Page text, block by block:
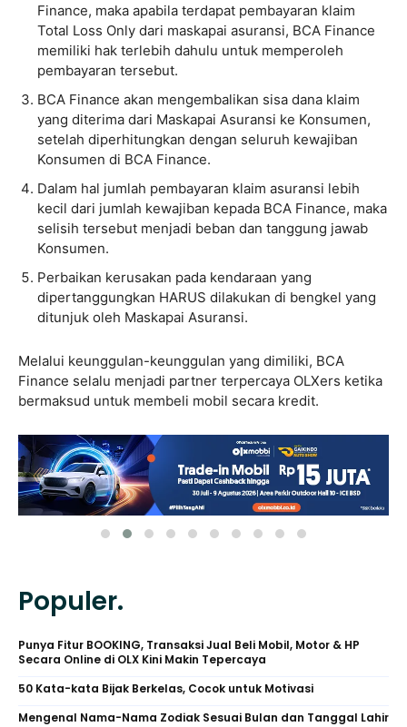
Finance, maka apabila terdapat pembayaran klaim
Total Loss Only dari maskapai asuransi, BCA Finance
memiliki hak terlebih dahulu untuk memperoleh
pembayaran tersebut.
BCA Finance akan mengembalikan sisa dana klaim
yang diterima dari Maskapai Asuransi ke Konsumen,
setelah diperhitungkan dengan seluruh kewajiban
Konsumen di BCA Finance.
Dalam hal jumlah pembayaran klaim asuransi lebih
kecil dari jumlah kewajiban kepada BCA Finance, maka
selisih tersebut menjadi beban dan tanggung jawab
Konsumen.
Perbaikan kerusakan pada kendaraan yang
dipertanggungkan HARUS dilakukan di bengkel yang
ditunjuk oleh Maskapai Asuransi.
Melalui keunggulan-keunggulan yang dimiliki, BCA
Finance selalu menjadi partner terpercaya OLXers ketika
bermaksud untuk membeli mobil secara kredit.
Populer.
Punya Fitur BOOKING, Transaksi Jual Beli Mobil, Motor & HP
Secara Online di OLX Kini Makin Tepercaya
50 Kata-kata Bijak Berkelas, Cocok untuk Motivasi
Mengenal Nama-Nama Zodiak Sesuai Bulan dan Tanggal Lahir